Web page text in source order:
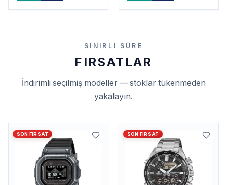
SINIRLI SÜRE
FIRSATLAR
İndirimli seçilmiş modeller — stoklar tükenmeden
yakalayın.
SON FIRSAT SON FIRSAT